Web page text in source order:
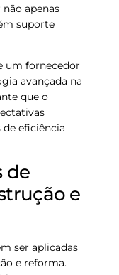
apenas
suporte
um fornecedor
avançada na
que o
eficiência
de
e
ser aplicadas
e reforma.